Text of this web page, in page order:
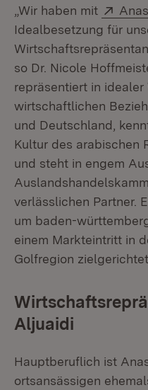
„Wir haben mit
Idealbesetzung für
so Dr. Nicole
repräsentiert in
wirtschaftlichen
und Deutschland,
Kultur des arabischen
und steht in engem
verlässlichen Partner.
um baden-
einem Markteintritt in
Golfregion
Aljuaidi
Hauptberuflich ist
ortsansässigen